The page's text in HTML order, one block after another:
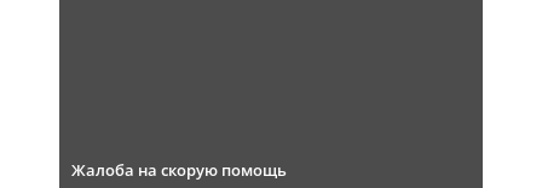
Жалоба на скорую помощь